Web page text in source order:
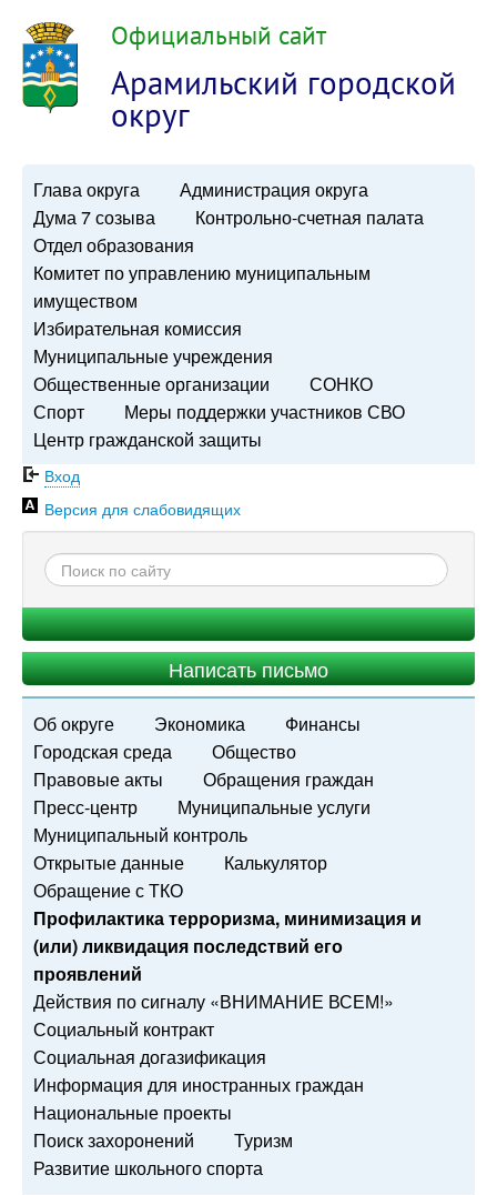
Официальный сайт
Арамильский городской
округ
Глава округа
Администрация округа
Дума 7 созыва
Контрольно-счетная палата
Отдел образования
Комитет по управлению муниципальным
имуществом
Избирательная комиссия
Муниципальные учреждения
Общественные организации
СОНКО
Спорт
Меры поддержки участников СВО
Центр гражданской защиты
Вход
Версия для слабовидящих
Написать письмо
Об округе Экономика
Финансы
Городская среда
Общество
Правовые акты
Обращения граждан
Пресс-центр
Муниципальные услуги
Муниципальный контроль
Открытые данные
Калькулятор
Обращение с ТКО
Профилактика терроризма, минимизация и
(или) ликвидация последствий его
проявлений
Действия по сигналу «ВНИМАНИЕ ВСЕМ!»
Социальный контракт
Социальная догазификация
Информация для иностранных граждан
Национальные проекты
Поиск захоронений
Туризм
Развитие школьного спорта